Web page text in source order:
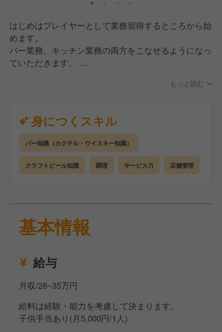
はじめはプレイヤーとして業務習得するところから始
めます。
バー業務、キッチン業務の両方をこなせるようになっ
ていただきます。
管理、クラフトビール仕入れなどの業務を店長と分担
そして、アルバイトスタッフが楽しく、質の高いサー
ビスを提供できるように教育、環境整備をお願いしま
す。
慣れてきたら、立地に合った企画やイベントの立案も
お願いしたいです。
1～3年で店長をお任せしたいと考えています。
もっと読む
身につくスキル
バー知識（カクテル・ウイスキー知識）
クラフトビール知識 調理 サービス力 店舗管理
基本情報
給与
月収/28~35万円
給料は経験・能力を考慮して決まります。
子供手当あり(月5,000円/1人)